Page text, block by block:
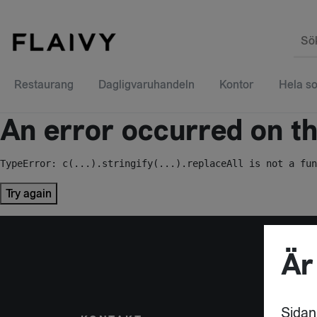
Restaurang Dagligvaruhandeln Kontor Hela
An error occurred on
TypeError: c(...).stringify(...).replaceAll is not a
Try again